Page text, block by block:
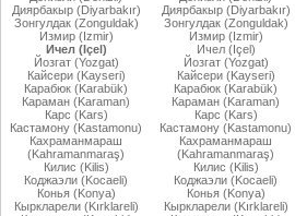
Диярбакыр (Diyarbakır)
Зонгулдак (Zonguldak)
Измир (Izmir)
Ичел (Içel)
Йозгат (Yozgat)
Кайсери (Kayseri)
Карабюк (Karabük)
Караман (Karaman)
Карс (Kars)
Кастамону (Kastamonu)
Кахраманмараш
(Kahramanmaraş)
Килис (Kilis)
Коджаэли (Kocaeli)
Конья (Konya)
Кыркларели (Kırklareli)
Диярбакыр (Diyarbakır)
Зонгулдак (Zonguldak)
Измир (Izmir)
Ичел (Içel)
Йозгат (Yozgat)
Кайсери (Kayseri)
Карабюк (Karabük)
Караман (Karaman)
Карс (Kars)
Кастамону (Kastamonu)
Кахраманмараш
(Kahramanmaraş)
Килис (Kilis)
Коджаэли (Kocaeli)
Конья (Konya)
Кыркларели (Kırklareli)